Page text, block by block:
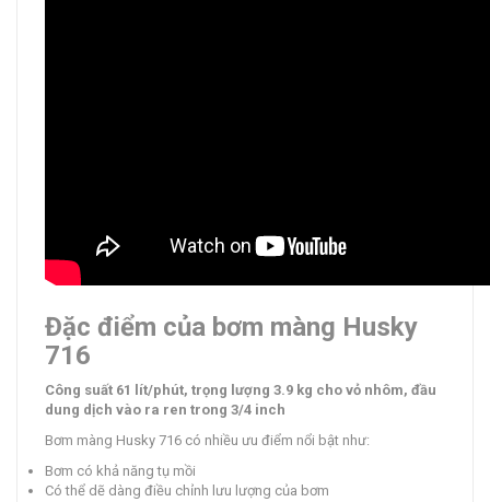
Đặc điểm của bơm màng Husky
716
Công suất 61 lít/phút, trọng lượng 3.9 kg cho vỏ nhôm, đầu
dung dịch vào ra ren trong 3/4 inch
Bơm màng Husky 716 có nhiều ưu điểm nổi bật như:
Bơm có khả năng tụ mồi
Có thể dẽ dàng điều chỉnh lưu lượng của bơm